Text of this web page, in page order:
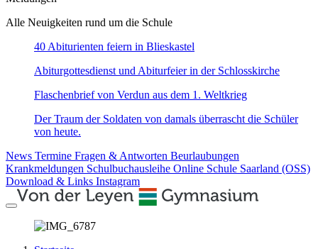
Alle Neuigkeiten rund um die Schule
40 Abiturienten feiern in Blieskastel
Abiturgottesdienst und Abiturfeier in der Schlosskirche
Flaschenbrief von Verdun aus dem 1. Weltkrieg
Der Traum der Soldaten von damals überrascht die Schüler
von heute.
News Termine Fragen & Antworten Beurlaubungen
Krankmeldungen Schulbuchausleihe Online Schule Saarland (OSS)
Download & Links Instagram